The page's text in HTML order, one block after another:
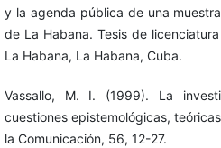
y la agenda pública de una
de La Habana. Tesis de
La Habana, La Habana, Cuba.
Vassallo, M. I. (1999). La
cuestiones epistemológicas,
la Comunicación, 56, 12-27.